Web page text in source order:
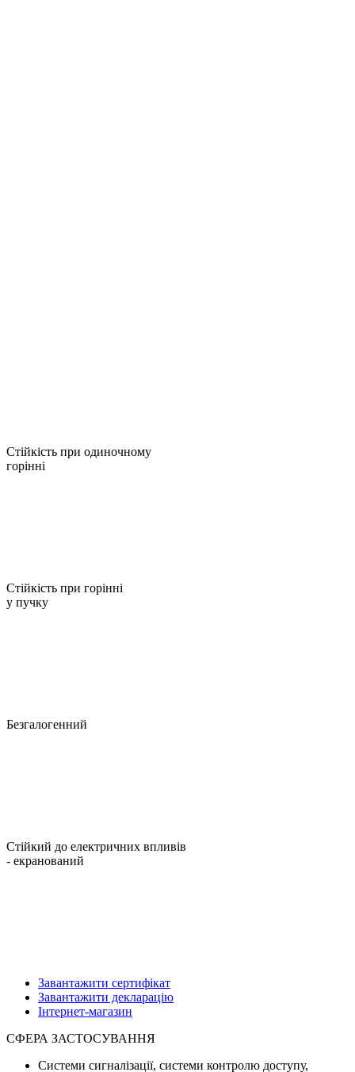
Стійкість при одиночному
горінні
Стійкість при горінні
у пучку
Безгалогенний
Стійкий до електричних впливів
- екранований
Завантажити сертифікат
Завантажити декларацію
Інтернет-магазин
СФЕРА ЗАСТОСУВАННЯ
Системи сигналізації, системи контролю доступу,